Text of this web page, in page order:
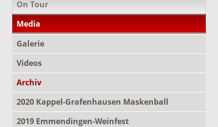
On Tour
Media
Galerie
Videos
Archiv
2020 Kappel-Grafenhausen Maskenball
2019 Emmendingen-Weinfest